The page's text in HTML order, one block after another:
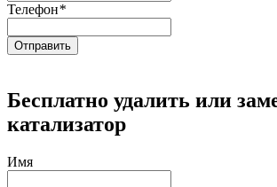
Телефон*
Бесплатно удалить или
катализатор
Имя